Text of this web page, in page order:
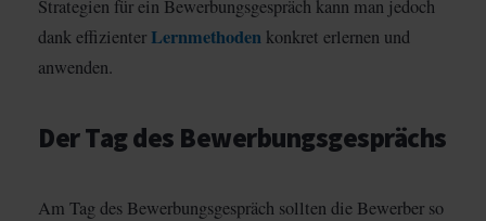
Strategien für ein Bewerbungsgespräch kann man jedoch
dank effizienter Lernmethoden konkret erlernen und
anwenden.
Der Tag des Bewerbungsgesprächs
Am Tag des Bewerbungsgespräch sollten die Bewerber so